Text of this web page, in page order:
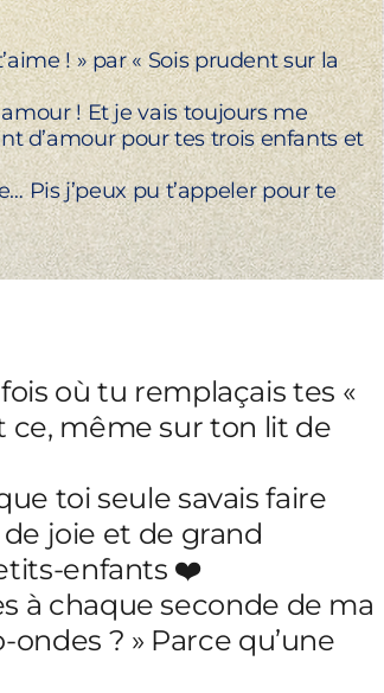
! » par « Sois prudent sur la
! Et je vais toujours me
d’amour pour tes trois enfants et
Pis j’peux pu t’appeler pour te
où tu remplaçais tes «
ce, même sur ton lit de
toi seule savais faire
joie et de grand
enfants ❤️
à chaque seconde de ma
? » Parce qu’une